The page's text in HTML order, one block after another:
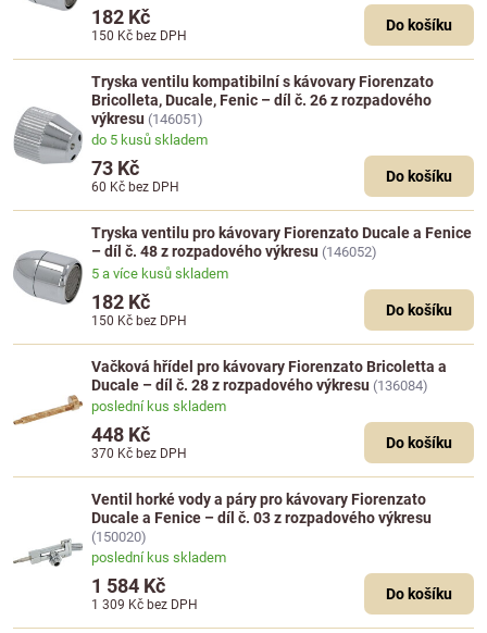
182 Kč
150 Kč bez DPH
Do košíku
Tryska ventilu kompatibilní s kávovary Fiorenzato
Bricolleta, Ducale, Fenic – díl č. 26 z rozpadového
výkresu (146051)
do 5 kusů skladem
73 Kč
60 Kč bez DPH
Do košíku
Tryska ventilu pro kávovary Fiorenzato Ducale a Fenice
– díl č. 48 z rozpadového výkresu (146052)
5 a více kusů skladem
182 Kč
150 Kč bez DPH
Do košíku
Vačková hřídel pro kávovary Fiorenzato Bricoletta a
Ducale – díl č. 28 z rozpadového výkresu (136084)
poslední kus skladem
448 Kč
370 Kč bez DPH
Do košíku
Ventil horké vody a páry pro kávovary Fiorenzato
Ducale a Fenice – díl č. 03 z rozpadového výkresu
(150020)
poslední kus skladem
1 584 Kč
1 309 Kč bez DPH
Do košíku